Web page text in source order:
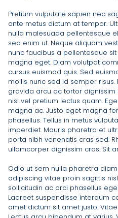
Pretium vulputate sapien nec
ante metus dictum at tempor.
nulla malesuada pellentesque
sed enim ut. Neque aliquam
nunc faucibus a pellentesque
magna eget. Diam volutpat
cursus euismod quis. Sed
mollis nunc sed id semper
gravida arcu ac tortor dignissim
nisl vel pretium lectus quam.
magna ac. Justo eget magna
phasellus. Tellus in metus
imperdiet. Mauris pharetra et
porta nibh venenatis cras sed.
ullamcorper dignissim cras. Sit
Odio ut sem nulla pharetra
adipiscing vitae proin sagittis
sollicitudin ac orci phasellus
Laoreet suspendisse interdum
amet dictum sit amet justo.